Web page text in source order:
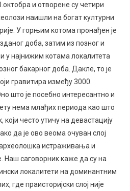
и отворене су четири
наишли на богат културни
У горњим котома пронађен је
доба, затим из позног и
у најнижим котама локалитета
бакарног доба. Дакле, то је
гравитира између 3000.
што је посебно интересантно и
нема млађих периода као што
често утичу на девастацију
да је ово веома очуван слој
археолошка истраживања и
Наш саговорник каже да су на
локалитети на доминантним
где праисторијски слој није